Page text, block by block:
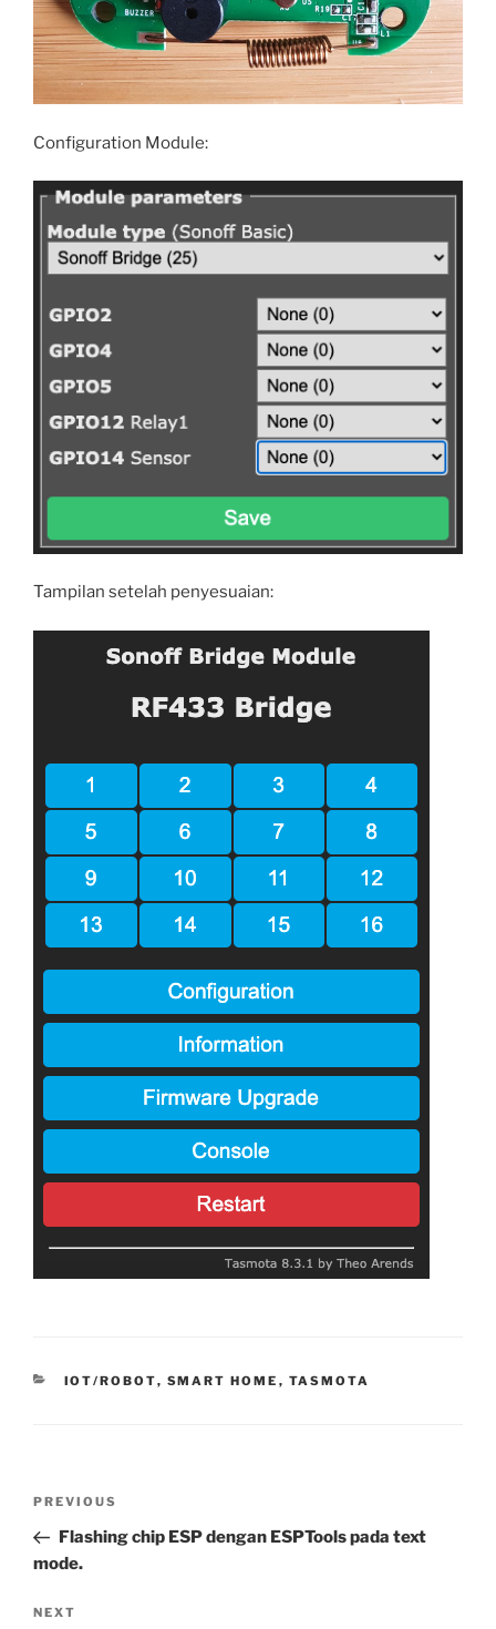
Configuration Module:
Tampilan setelah penyesuaian:
CATEGORIES
IOT/ROBOT, SMART HOME , TASMOTA
Previous
Post
PREVIOUS
Flashing chip ESP dengan ESPTools pada text
mode.
Next
NEXT